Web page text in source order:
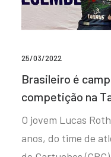
25/03/2022
Brasileiro é
competição na
O jovem Lucas
anos, do time de